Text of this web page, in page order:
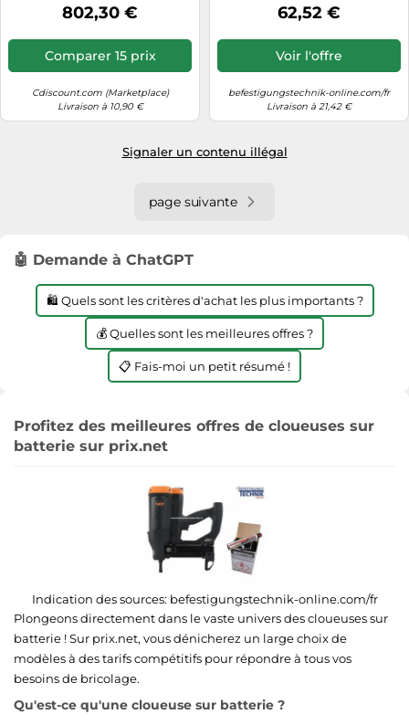
Ah – 1920 crampillons 40
mm
802,30 €
Comparer 15 prix
Cdiscount.com (Marketplace)
Livraison à 10,90 €
batterie Hikoki NT1865DA
WXZ Milwaukee
62,52 €
Voir l'offre
befestigungstechnik-online.com/fr
Livraison à 21,42 €
Signaler un contenu illégal
page suivante
🤖 Demande à ChatGPT
🛍️ Quels sont les critères d'achat les plus importants ?
💰 Quelles sont les meilleures offres ?
📋 Fais-moi un petit résumé !
Profitez des meilleures offres de cloueuses sur
batterie sur prix.net
Indication des sources: befestigungstechnik-online.com/fr
Plongeons directement dans le vaste univers des cloueuses sur
batterie ! Sur prix.net, vous dénicherez un large choix de
modèles à des tarifs compétitifs pour répondre à tous vos
besoins de bricolage.
Qu'est-ce qu'une cloueuse sur batterie ?